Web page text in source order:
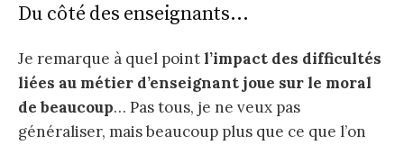
Du côté des enseignants…
Je remarque à quel point l’impact des difficultés
liées au métier d’enseignant joue sur le moral
de beaucoup… Pas tous, je ne veux pas
généraliser, mais beaucoup plus que ce que l’on